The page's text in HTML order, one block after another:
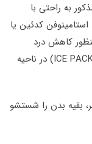
به راحتی با
کدئین یا
کاهش درد
(ICE در ناحیه
بقیه بدن را شستشو